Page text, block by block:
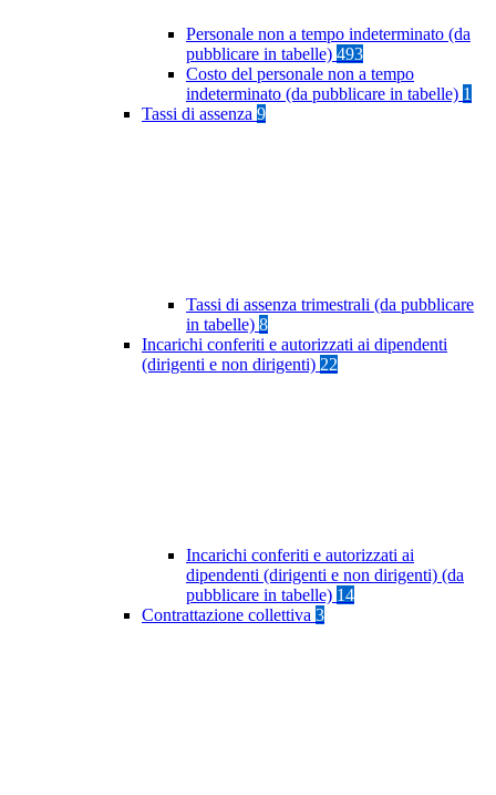
Personale non a tempo indeterminato (da
pubblicare in tabelle) 493
Costo del personale non a tempo
indeterminato (da pubblicare in tabelle) 1
Tassi di assenza 9
Tassi di assenza trimestrali (da pubblicare
in tabelle) 8
Incarichi conferiti e autorizzati ai dipendenti
(dirigenti e non dirigenti) 22
Incarichi conferiti e autorizzati ai
dipendenti (dirigenti e non dirigenti) (da
pubblicare in tabelle) 14
Contrattazione collettiva 3